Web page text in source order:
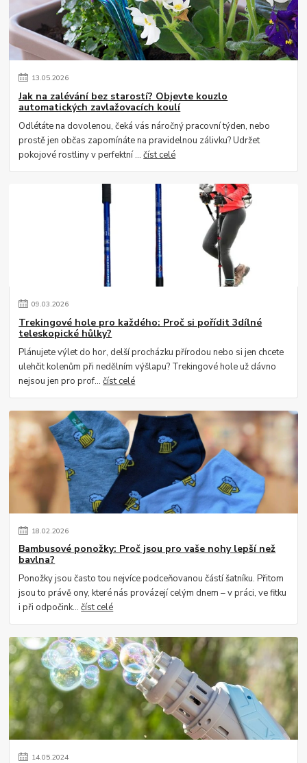
13.05.2026
Jak na zalévání bez starostí? Objevte kouzlo
automatických zavlažovacích koulí
Odlétáte na dovolenou, čeká vás náročný pracovní týden, nebo
prostě jen občas zapomínáte na pravidelnou zálivku? Udržet
pokojové rostliny v perfektní ...číst celé
09.03.2026
Trekingové hole pro každého: Proč si pořídit 3dílné
teleskopické hůlky?
Plánujete výlet do hor, delší procházku přírodou nebo si jen chcete
ulehčit kolenům při nedělním výšlapu? Trekingové hole už dávno
nejsou jen pro prof...číst celé
18.02.2026
Bambusové ponožky: Proč jsou pro vaše nohy lepší než
bavlna?
Ponožky jsou často tou nejvíce podceňovanou částí šatníku. Přitom
jsou to právě ony, které nás provázejí celým dnem – v práci, ve fitku
i při odpočink...číst celé
14.05.2024